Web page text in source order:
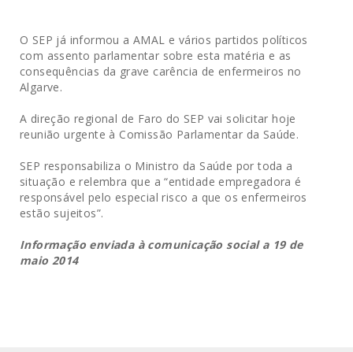
O SEP já informou a AMAL e vários partidos políticos
com assento parlamentar sobre esta matéria e as
consequências da grave carência de enfermeiros no
Algarve.
A direção regional de Faro do SEP vai solicitar hoje
reunião urgente à Comissão Parlamentar da Saúde.
SEP responsabiliza o Ministro da Saúde por toda a
situação e relembra que a “entidade empregadora é
responsável pelo especial risco a que os enfermeiros
estão sujeitos”.
Informação enviada à comunicação social a 19 de
maio 2014